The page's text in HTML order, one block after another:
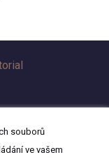
souborů
ve vašem